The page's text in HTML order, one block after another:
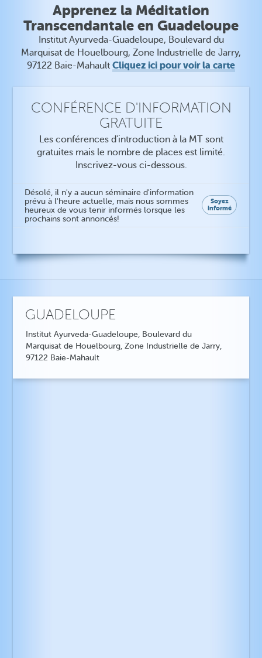
Apprenez la Méditation
Transcendantale en Guadeloupe
Institut Ayurveda-Guadeloupe, Boulevard du
Marquisat de Houelbourg, Zone Industrielle de Jarry,
97122 Baie-Mahault Cliquez ici pour voir la carte
CONFÉRENCE D'INFORMATION
GRATUITE
Les conférences d'introduction à la MT sont
gratuites mais le nombre de places est limité.
Inscrivez-vous ci-dessous.
Désolé, il n'y a aucun séminaire d'information
prévu à l'heure actuelle, mais nous sommes
heureux de vous tenir informés lorsque les
prochains sont annoncés!
Soyez
informé
GUADELOUPE
Institut Ayurveda-Guadeloupe, Boulevard du
Marquisat de Houelbourg, Zone Industrielle de Jarry,
97122 Baie-Mahault